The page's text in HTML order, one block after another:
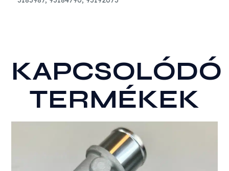
KAPCSOLÓDÓ
TERMÉKEK